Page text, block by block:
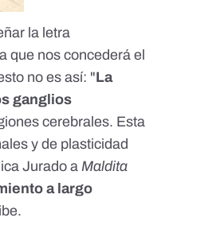
la letra
que nos concederá el
no es así: "La
ganglios
cerebrales. Esta
y de plasticidad
Jurado a Maldita
a largo